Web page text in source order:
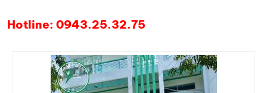
Hotline: 0943.25.32.75